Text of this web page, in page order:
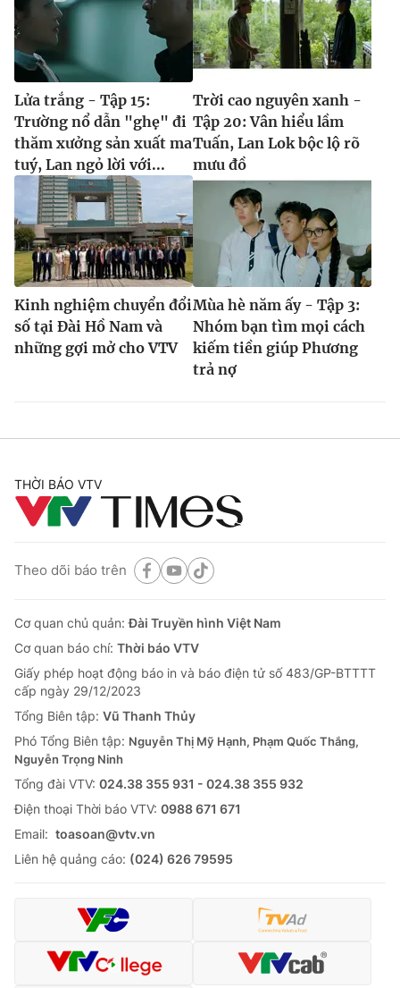
Lửa trắng - Tập 15:
Trường nổ dẫn "ghẹ" đi
thăm xưởng sản xuất ma
tuý, Lan ngỏ lời với...
Trời cao nguyên xanh -
Tập 20: Vân hiểu lầm
Tuấn, Lan Lok bộc lộ rõ
mưu đồ
Kinh nghiệm chuyển đổi
số tại Đài Hồ Nam và
những gợi mở cho VTV
Mùa hè năm ấy - Tập 3:
Nhóm bạn tìm mọi cách
kiếm tiền giúp Phương
trả nợ
THỜI BÁO VTV
Theo dõi báo trên
Cơ quan chủ quản:Đài Truyền hình Việt Nam
Cơ quan báo chí: Thời báo VTV
Giấy phép hoạt động báo in và báo điện tử số 483/GP-BTTTT
cấp ngày 29/12/2023
Tổng Biên tập: Vũ Thanh Thủy
Phó Tổng Biên tập: Nguyễn Thị Mỹ Hạnh, Phạm Quốc Thắng,
Nguyễn Trọng Ninh
Tổng đài VTV: 024.38 355 931 - 024.38 355 932
Ðiện thoại Thời báo VTV: 0988 671 671
Email: toasoan@vtv.vn
Liên hệ quảng cáo: (024) 626 79595